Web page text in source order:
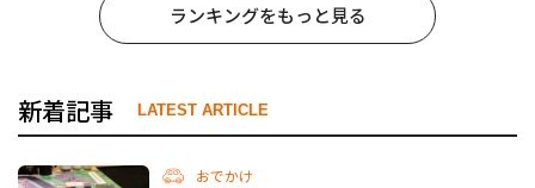
ランキングをもっと見る
新着記事 LATEST ARTICLE
おでかけ